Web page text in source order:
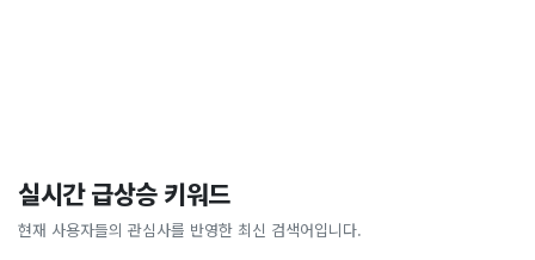
실시간 급상승 키워드
현재 사용자들의 관심사를 반영한 최신 검색어입니다.